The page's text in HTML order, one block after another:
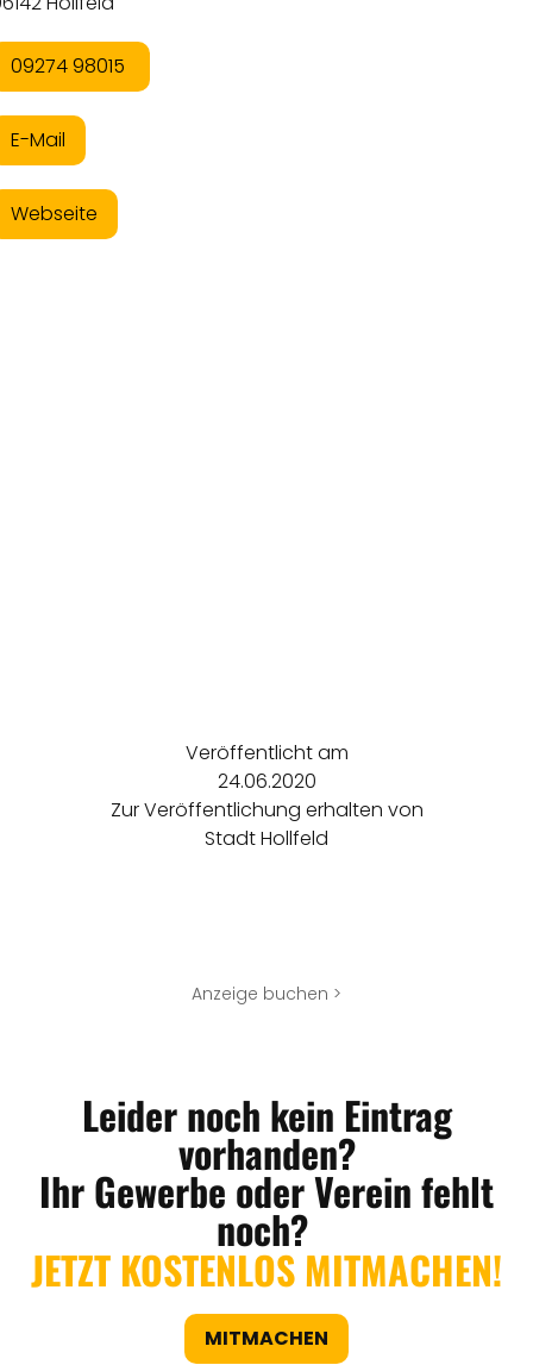
09274 98015
E-Mail
Webseite
Veröffentlicht am
24.06.2020
Zur Veröffentlichung erhalten von
Stadt Hollfeld
Anzeige buchen >
Leider noch kein Eintrag
vorhanden?
Ihr Gewerbe oder Verein fehlt
noch?
JETZT KOSTENLOS MITMACHEN!
MITMACHEN